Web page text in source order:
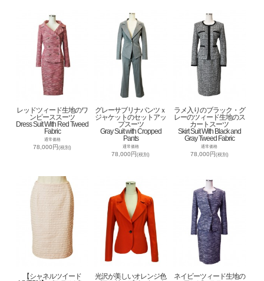
レッドツィード生地のワ
ンピーススーツ
Dress Suit With Red Tweed
Fabric
通常価格
78,000円(税別)
グレーサブリナパンツｘ
ジャケットのセットアッ
プスーツ
Gray Suit with Cropped
Pants
通常価格
78,000円(税別)
ラメ入りのブラック・グ
レーのツィード生地のス
カートスーツ
Skirt Suit With Black and
Gray Tweed Fabric
通常価格
78,000円(税別)
【シャネルツイード
光沢が美しいオレンジ色
ネイビーツィード生地の